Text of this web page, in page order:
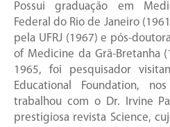
Possui graduação em
Federal do Rio de Janeiro
pela UFRJ (1967) e pós-
of Medicine da Grã-Bretanha
1965, foi pesquisador
Educational Foundation,
trabalhou com o Dr. Irvine
prestigiosa revista Science,